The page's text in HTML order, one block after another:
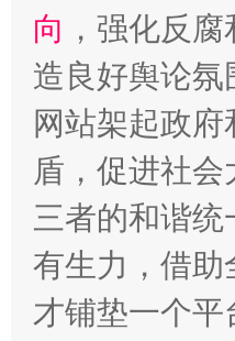
向 ，强化反
造良好舆论
网站架起政
盾，促进社
三者的和谐
有生力，借助
才铺垫一个